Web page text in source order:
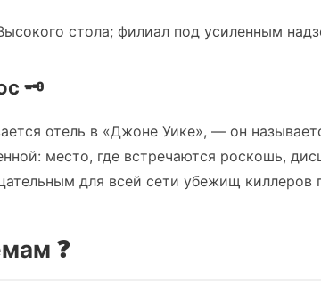
стола; филиал под усиленным
🗝️
отель в «Джоне Уике», — он
место, где встречаются роскошь,
для всей сети убежищ киллеров
❓